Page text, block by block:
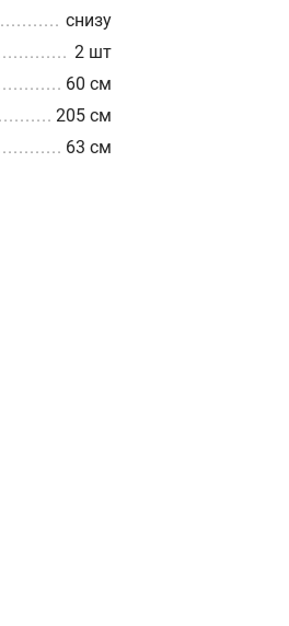
снизу
2 шт
60 см
205 см
63 см